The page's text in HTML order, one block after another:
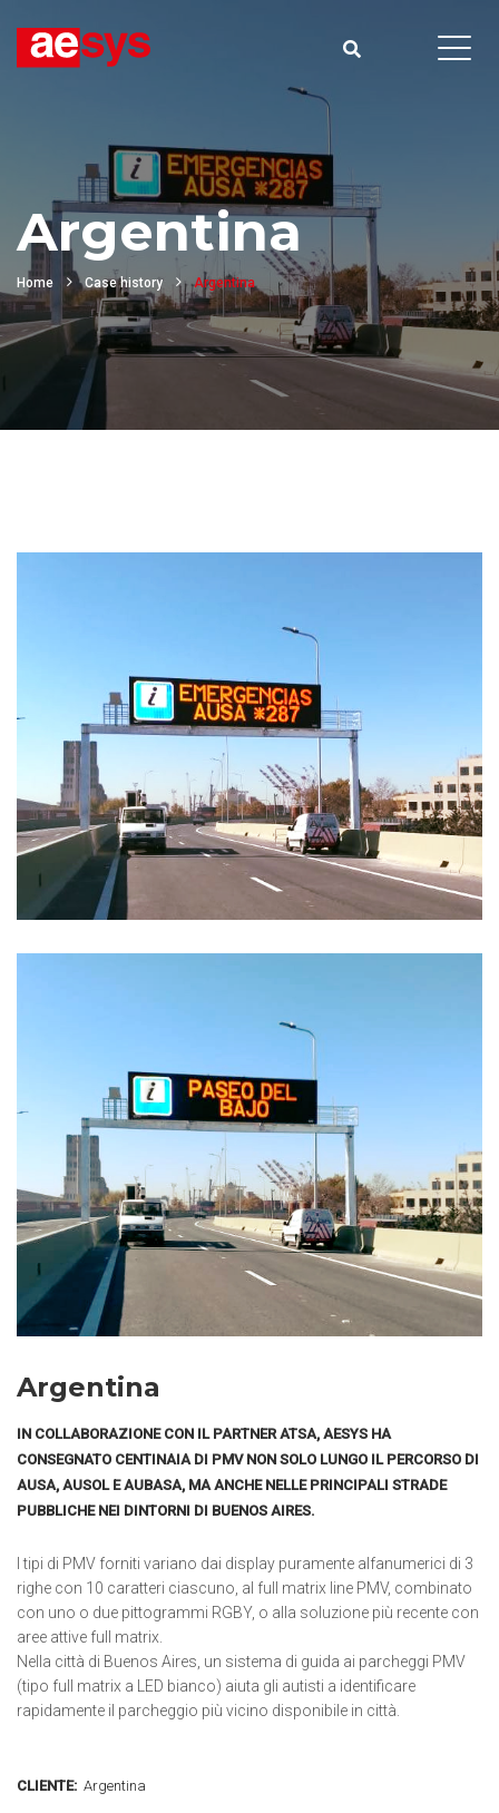
Argentina
Home Case history Argentina
Argentina
IN COLLABORAZIONE CON IL PARTNER ATSA, AESYS HA
CONSEGNATO CENTINAIA DI PMV NON SOLO LUNGO IL PERCORSO DI
AUSA, AUSOL E AUBASA, MA ANCHE NELLE PRINCIPALI STRADE
PUBBLICHE NEI DINTORNI DI BUENOS AIRES.
I tipi di PMV forniti variano dai display puramente alfanumerici di 3
righe con 10 caratteri ciascuno, al full matrix line PMV, combinato
con uno o due pittogrammi RGBY, o alla soluzione più recente con
aree attive full matrix.
Nella città di Buenos Aires, un sistema di guida ai parcheggi PMV
(tipo full matrix a LED bianco) aiuta gli autisti a identificare
rapidamente il parcheggio più vicino disponibile in città.
CLIENTE: Argentina